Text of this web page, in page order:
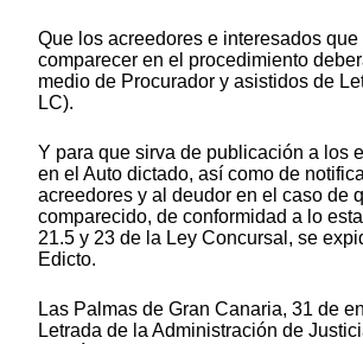
Que los acreedores e interesados que
comparecer en el procedimiento
medio de Procurador y asistidos de
LC).
Y para que sirva de publicación a los
en el Auto dictado, así como de
acreedores y al deudor en el caso de
comparecido, de conformidad a lo
21.5 y 23 de la Ley Concursal, se
Edicto.
Las Palmas de Gran Canaria, 31 de
Letrada de la Administración de